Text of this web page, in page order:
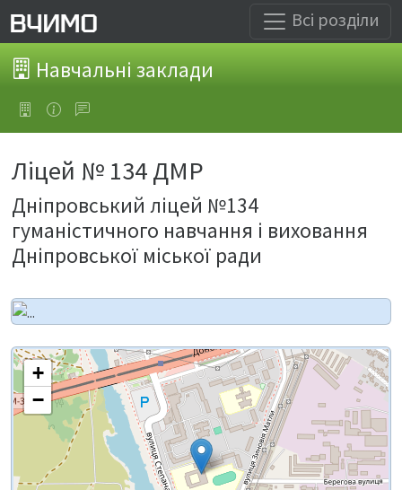
Всі розділи
Навчальні заклади
Ліцей № 134 ДМР
Дніпровський ліцей №134
гуманістичного навчання і виховання
Дніпровської міської ради
+
−